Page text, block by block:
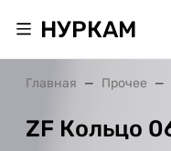
НУРКАМ
Главная Прочее
ZF Кольцо